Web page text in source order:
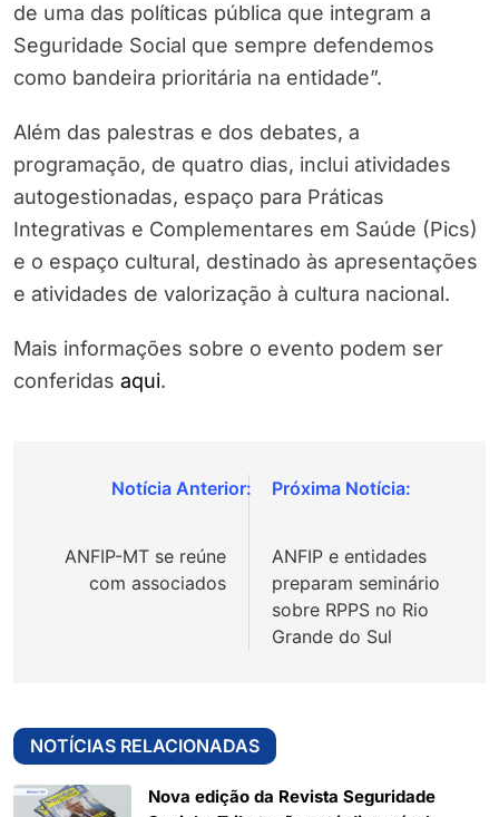
de uma das políticas pública que integram a
Seguridade Social que sempre defendemos
como bandeira prioritária na entidade”.
Além das palestras e dos debates, a
programação, de quatro dias, inclui atividades
autogestionadas, espaço para Práticas
Integrativas e Complementares em Saúde (Pics)
e o espaço cultural, destinado às apresentações
e atividades de valorização à cultura nacional.
Mais informações sobre o evento podem ser
conferidas aqui.
Navegação
Post
ANFIP-MT se reúne
com associados
ANFIP e entidades
preparam seminário
sobre RPPS no Rio
Grande do Sul
NOTÍCIAS RELACIONADAS
Nova edição da Revista Seguridade